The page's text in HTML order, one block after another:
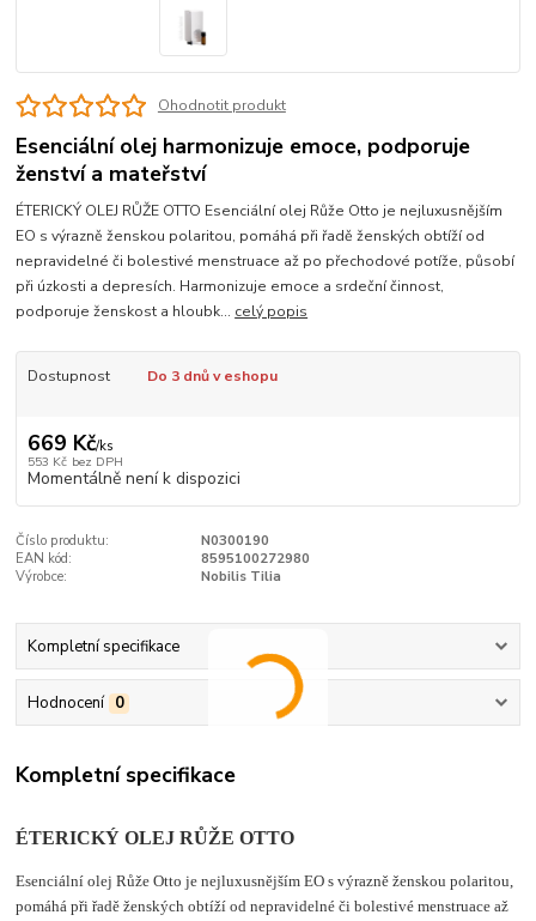
Ohodnotit produkt
Esenciální olej harmonizuje emoce, podporuje
ženství a mateřství
ÉTERICKÝ OLEJ RŮŽE OTTO Esenciální olej Růže Otto je nejluxusnějším
EO s výrazně ženskou polaritou, pomáhá při řadě ženských obtíží od
nepravidelné či bolestivé menstruace až po přechodové potíže, působí
při úzkosti a depresích. Harmonizuje emoce a srdeční činnost,
podporuje ženskost a hloubk... celý popis
Dostupnost Do 3 dnů v eshopu
669 Kč/ks
553 Kč bez DPH
Momentálně není k dispozici
Číslo produktu:
N0300190
EAN kód:
8595100272980
Výrobce:
Nobilis Tilia
Kompletní specifikace
Hodnocení 0
Kompletní specifikace
ÉTERICKÝ OLEJ RŮŽE OTTO
Esenciální olej Růže Otto je nejluxusnějším EO s výrazně ženskou polaritou,
pomáhá při řadě ženských obtíží od nepravidelné či bolestivé menstruace až